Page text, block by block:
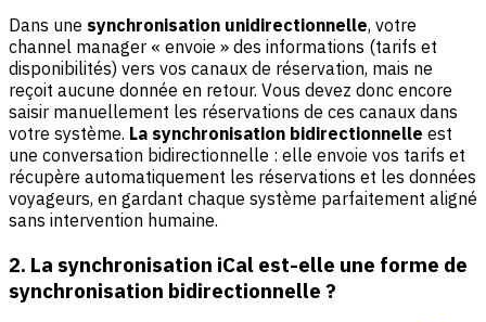
Dans une synchronisation unidirectionnelle, votre
channel manager « envoie » des informations (tarifs et
disponibilités) vers vos canaux de réservation, mais ne
reçoit aucune donnée en retour. Vous devez donc encore
saisir manuellement les réservations de ces canaux dans
votre système. La synchronisation bidirectionnelle est
une conversation bidirectionnelle : elle envoie vos tarifs et
récupère automatiquement les réservations et les données
voyageurs, en gardant chaque système parfaitement aligné
sans intervention humaine.
2. La synchronisation iCal est-elle une forme de
synchronisation bidirectionnelle ?